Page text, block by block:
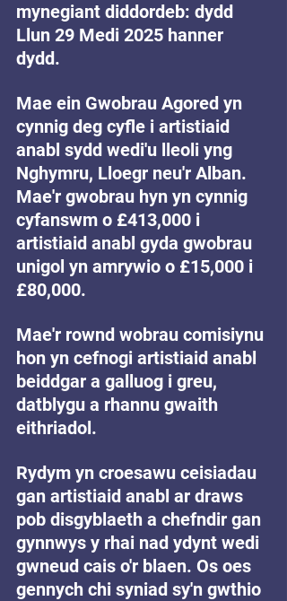
mynegiant diddordeb: dydd
Llun 29 Medi 2025 hanner
dydd.
Mae ein Gwobrau Agored yn
cynnig deg cyfle i artistiaid
anabl sydd wedi'u lleoli yng
Nghymru, Lloegr neu'r Alban.
Mae'r gwobrau hyn yn cynnig
cyfanswm o £413,000 i
artistiaid anabl gyda gwobrau
unigol yn amrywio o £15,000 i
£80,000.
Mae'r rownd wobrau comisiynu
hon yn cefnogi artistiaid anabl
beiddgar a galluog i greu,
datblygu a rhannu gwaith
eithriadol.
Rydym yn croesawu ceisiadau
gan artistiaid anabl ar draws
pob disgyblaeth a chefndir gan
gynnwys y rhai nad ydynt wedi
gwneud cais o'r blaen. Os oes
gennych chi syniad sy'n gwthio